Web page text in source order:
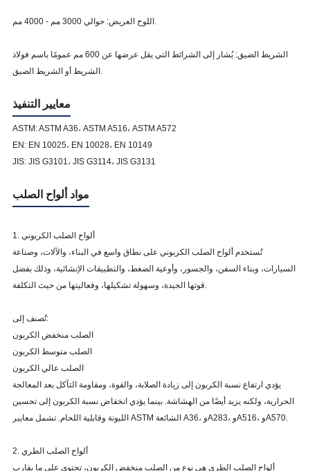
اللوح العريض: حوالي 3000 مم - 4000 مم.
الشريط الضيق: يُشار إلى الشرائط التي يقل عرضها عن 600 مم عمومًا باسم فولاذ
الشريط أو الشريط الضيق.
معايير التنفيذ
ASTM: ASTM A36، ASTM A516، ASTM A572
EN: EN 10025، EN 10028، EN 10149
JIS: JIS G3101، JIS G3114، JIS G3131
مواد ألواح الصلب
1. ألواح الصلب الكربوني
تُستخدم ألواح الصلب الكربوني على نطاق واسع في البناء، والآلات، وصناعة
السيارات، وبناء السفن، والجسور، وأوعية الضغط، والتطبيقات الإنشائية، وذلك بفضل
قوتها الجيدة، وسهولة تشكيلها، وفعاليتها من حيث التكلفة.
تُصنف إلى:
الصلب منخفض الكربون
الصلب متوسط الكربون
الصلب عالي الكربون
يؤدي ارتفاع نسبة الكربون إلى زيادة الصلابة، والقوة، ومقاومة التآكل بعد المعالجة
الحرارية، ولكنه يزيد أيضًا من الهشاشة. بينما يؤدي انخفاض نسبة الكربون إلى تحسين
الليونة وقابلية اللحام. تشمل معايير ASTM الشائعة A36، وA283، وA516، وA570.
2. ألواح الصلب الطري
ألواح الصلب الطري هي نوع من الصلب منخفض الكربون، تحتوي على ما يقارب